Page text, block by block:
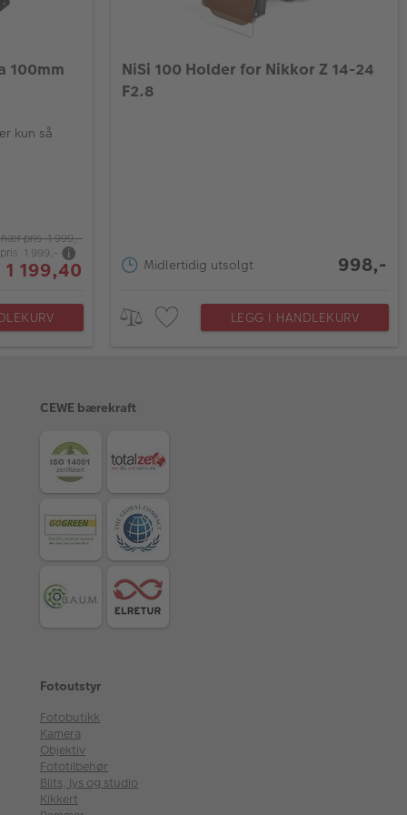
100mm
kun så
pris 1 999,-
1 999,-
199,40
NiSi 100 Holder for Nikkor Z 14-24
F2.8
Midlertidig utsolgt 998,-
LEGG I HANDLEKURV
CEWE bærekraft
Fotoutstyr
Fotobutikk
Kamera
Objektiv
Fototilbehør
Blits, lys og studio
Kikkert